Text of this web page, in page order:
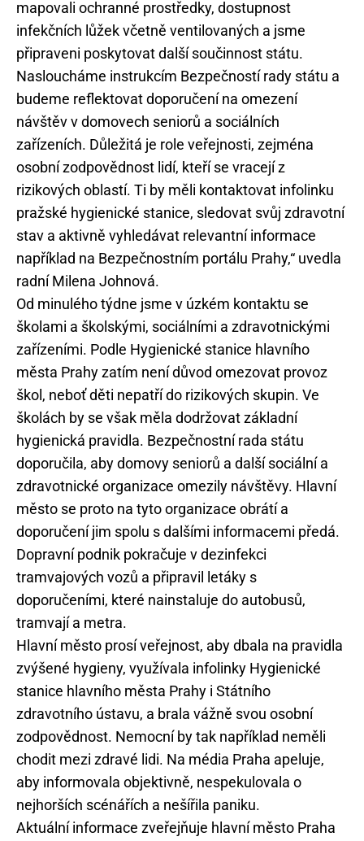
mapovali ochranné prostředky, dostupnost
infekčních lůžek včetně ventilovaných a jsme
připraveni poskytovat další součinnost státu.
Nasloucháme instrukcím Bezpečností rady státu a
budeme reflektovat doporučení na omezení
návštěv v domovech seniorů a sociálních
zařízeních. Důležitá je role veřejnosti, zejména
osobní zodpovědnost lidí, kteří se vracejí z
rizikových oblastí. Ti by měli kontaktovat infolinku
pražské hygienické stanice, sledovat svůj zdravotní
stav a aktivně vyhledávat relevantní informace
například na Bezpečnostním portálu Prahy,“ uvedla
radní Milena Johnová.
Od minulého týdne jsme v úzkém kontaktu se
školami a školskými, sociálními a zdravotnickými
zařízeními. Podle Hygienické stanice hlavního
města Prahy zatím není důvod omezovat provoz
škol, neboť děti nepatří do rizikových skupin. Ve
školách by se však měla dodržovat základní
hygienická pravidla. Bezpečnostní rada státu
doporučila, aby domovy seniorů a další sociální a
zdravotnické organizace omezily návštěvy. Hlavní
město se proto na tyto organizace obrátí a
doporučení jim spolu s dalšími informacemi předá.
Dopravní podnik pokračuje v dezinfekci
tramvajových vozů a připravil letáky s
doporučeními, které nainstaluje do autobusů,
tramvají a metra.
Hlavní město prosí veřejnost, aby dbala na pravidla
zvýšené hygieny, využívala infolinky Hygienické
stanice hlavního města Prahy i Státního
zdravotního ústavu, a brala vážně svou osobní
zodpovědnost. Nemocní by tak například neměli
chodit mezi zdravé lidi. Na média Praha apeluje,
aby informovala objektivně, nespekulovala o
nejhorších scénářích a nešířila paniku.
Aktuální informace zveřejňuje hlavní město Praha